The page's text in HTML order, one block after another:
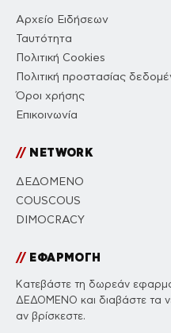
Αρχείο Ειδήσεων
Ταυτότητα
Πολιτική Cookies
Πολιτική προστασίας
Όροι χρήσης
Επικοινωνία
//NETWORK
ΔΕΔΟΜΕΝΟ
COUSCOUS
DIMOCRACY
//ΕΦΑΡΜΟΓΗ
Κατεβάστε τη δωρεάν
ΔΕΔΟΜΕΝΟ και διαβάστε τα
αν βρίσκεστε.